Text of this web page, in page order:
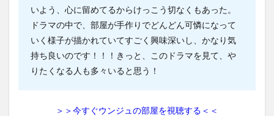
いよう、心に留めてるからけっこう切なくもあった。
ドラマの中で、部屋が手作りでどんどん可憐になって
いく様子が描かれていてすごく興味深いし、かなり気
持ち良いのです！！！きっと、このドラマを見て、や
りたくなる人も多々いると思う！
＞＞今すぐウンジュの部屋を視聴する＜＜